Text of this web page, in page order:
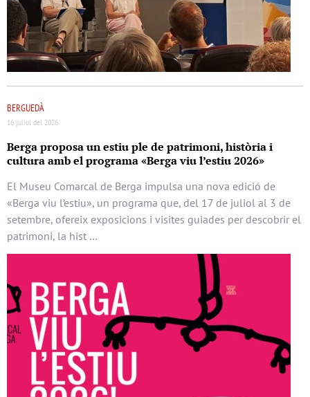
BERGUEDÀ
16 juliol del 2026
Berga proposa un estiu ple de patrimoni, història i
cultura amb el programa «Berga viu l’estiu 2026»
El Museu Comarcal de Berga impulsa una nova edició de
«Berga viu l’estiu», un programa que, del 17 de juliol al 3 de
setembre, ofereix exposicions i visites guiades per descobrir el
patrimoni, la hist …